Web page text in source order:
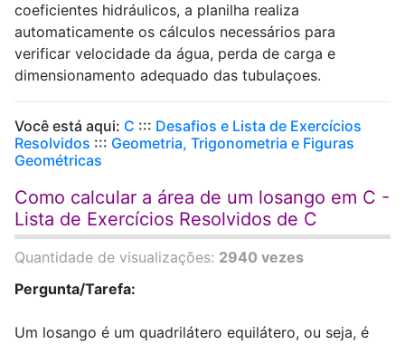
coeficientes hidráulicos, a planilha realiza
automaticamente os cálculos necessários para
verificar velocidade da água, perda de carga e
dimensionamento adequado das tubulaçoes.
Você está aqui: C ::: Desafios e Lista de Exercícios
Resolvidos ::: Geometria, Trigonometria e Figuras
Geométricas
Como calcular a área de um losango em C -
Lista de Exercícios Resolvidos de C
Quantidade de visualizações: 2940 vezes
Pergunta/Tarefa:
Um losango é um quadrilátero equilátero, ou seja, é